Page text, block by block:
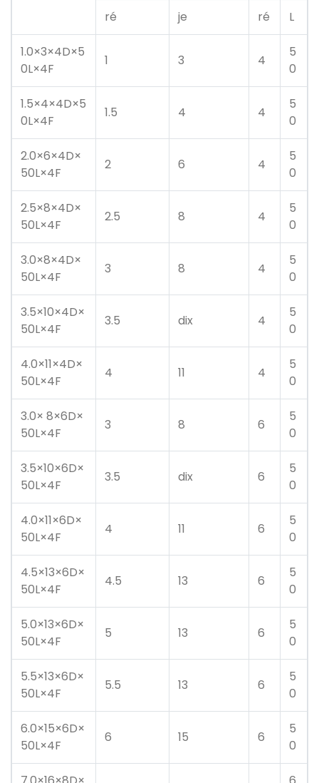
ré je ré L
1.0×3×4D×5
0L×4F
1 3 4
5
0
1.5×4×4D×5
0L×4F
1.5 4 4
5
0
2.0×6×4D×
50L×4F
2 6 4
5
0
2.5×8×4D×
50L×4F
2.5 8 4
5
0
3.0×8×4D×
50L×4F
3 8 4
5
0
3.5×10×4D×
50L×4F
3.5 dix 4
5
0
4.0×11×4D×
50L×4F
4 11 4
5
0
3.0× 8×6D×
50L×4F
3 8 6
5
0
3.5×10×6D×
50L×4F
3.5 dix 6
5
0
4.0×11×6D×
50L×4F
4 11 6
5
0
4.5×13×6D×
50L×4F
4.5 13 6
5
0
5.0×13×6D×
50L×4F
5 13 6
5
0
5.5×13×6D×
50L×4F
5.5 13 6
5
0
6.0×15×6D×
50L×4F
6 15 6
5
0